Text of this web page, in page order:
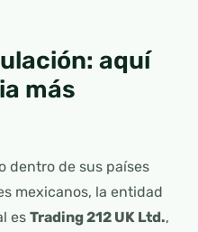
aquí
más
dentro de sus países
mexicanos, la entidad
es Trading 212 UK Ltd.,